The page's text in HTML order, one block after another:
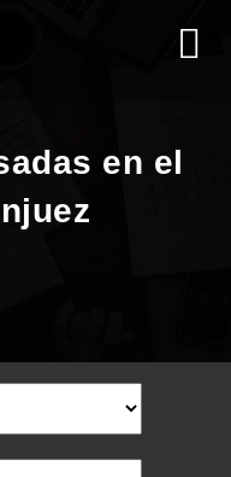
en el